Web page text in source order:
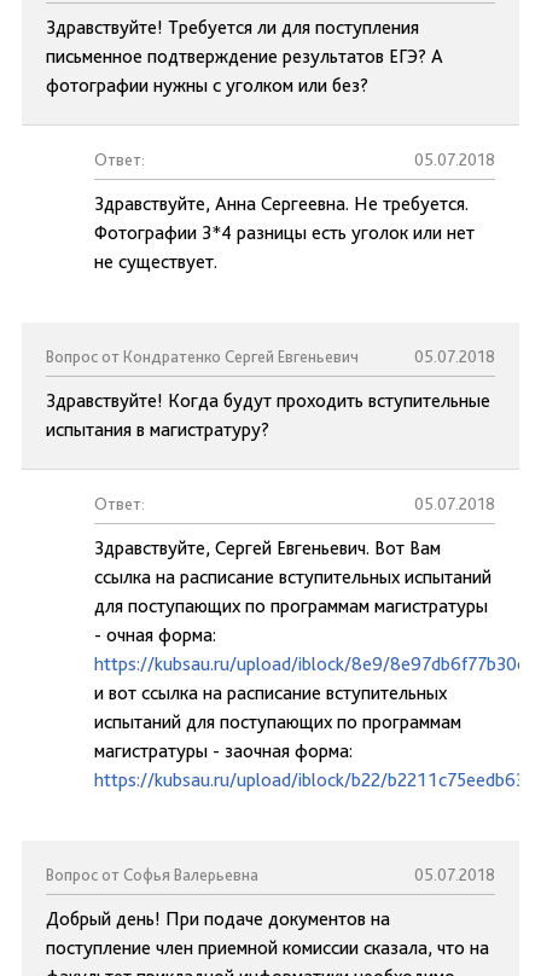
Здравствуйте! Требуется ли для поступления
письменное подтверждение результатов ЕГЭ? А
фотографии нужны с уголком или без?
Ответ: 05.07.2018
Здравствуйте, Анна Сергеевна. Не требуется.
Фотографии 3*4 разницы есть уголок или нет
не существует.
Вопрос от Кондратенко Сергей Евгеньевич 05.07.2018
Здравствуйте! Когда будут проходить вступительные
испытания в магистратуру?
Ответ: 05.07.2018
Здравствуйте, Сергей Евгеньевич. Вот Вам
ссылка на расписание вступительных испытаний
для поступающих по программам магистратуры
- очная форма:
https://kubsau.ru/upload/iblock/8e9/
и вот ссылка на расписание вступительных
испытаний для поступающих по программам
магистратуры - заочная форма:
https://kubsau.ru/upload/iblock/b22/
Вопрос от Софья Валерьевна 05.07.2018
Добрый день! При подаче документов на
поступление член приемной комиссии сказала, что на